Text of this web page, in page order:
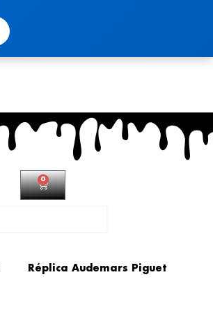
0 Carrito
Réplica Audemars Piguet